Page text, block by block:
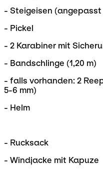
- Steigeisen
- Pickel
- 2 Karabiner mit
- Bandschlinge (1,20 m)
- falls vorhanden: 2
5-6 mm)
- Helm
- Rucksack
- Windjacke mit Kapuze